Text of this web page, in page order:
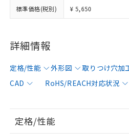
標準価格(税別) ¥ 5,650
詳細情報
定格/性能 外形図 取りつけ穴加
CAD
RoHS/REACH対応状況
定格/性能